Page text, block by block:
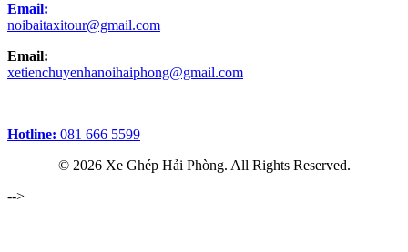
Email:
noibaitaxitour@gmail.com
Email:
xetienchuyenhanoihaiphong@gmail.com
Hotline: 081 666 5599
© 2026 Xe Ghép Hải Phòng. All Rights Reserved.
-->